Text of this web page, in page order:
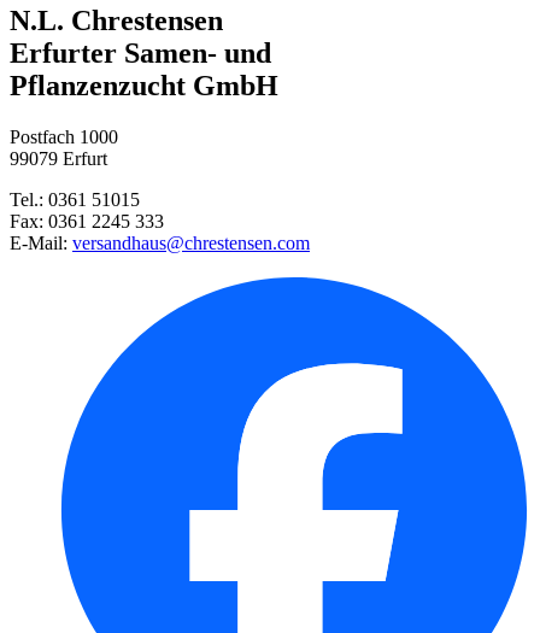
Damen- und Floristenschere
Neudorffs® UrgesteinsMehl
Prachtkerze Siskiyou Pink
Orientalische Lilie Dizzy
Königslilie Album
Ritterstern Dancing Queen
Damentulpe Annika
Asiatische Lilie Whistler
N.L. Chrestensen
Erfurter Samen- und
Pflanzenzucht GmbH
Postfach 1000
99079 Erfurt
Tel.: 0361 51015
Fax: 0361 2245 333
E-Mail: versandhaus@chrestensen.com